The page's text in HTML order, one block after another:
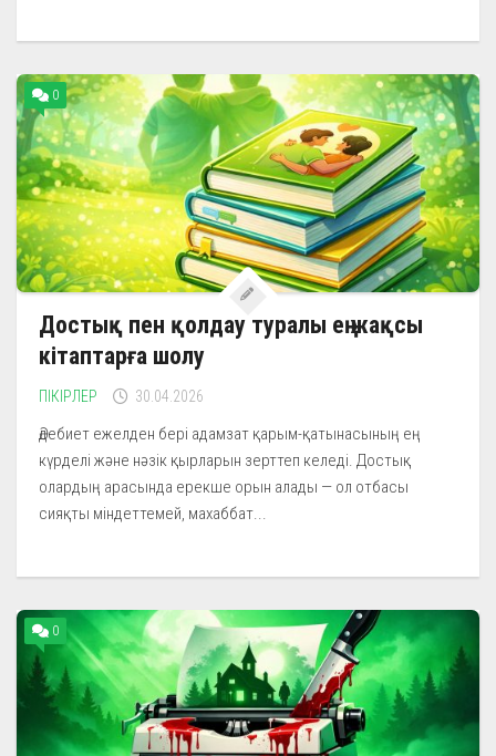
0
Достық пен қолдау туралы ең жақсы
кітаптарға шолу
ПІКІРЛЕР 30.04.2026
Әдебиет ежелден бері адамзат қарым-қатынасының ең
күрделі және нәзік қырларын зерттеп келеді. Достық
олардың арасында ерекше орын алады — ол отбасы
сияқты міндеттемей, махаббат...
0